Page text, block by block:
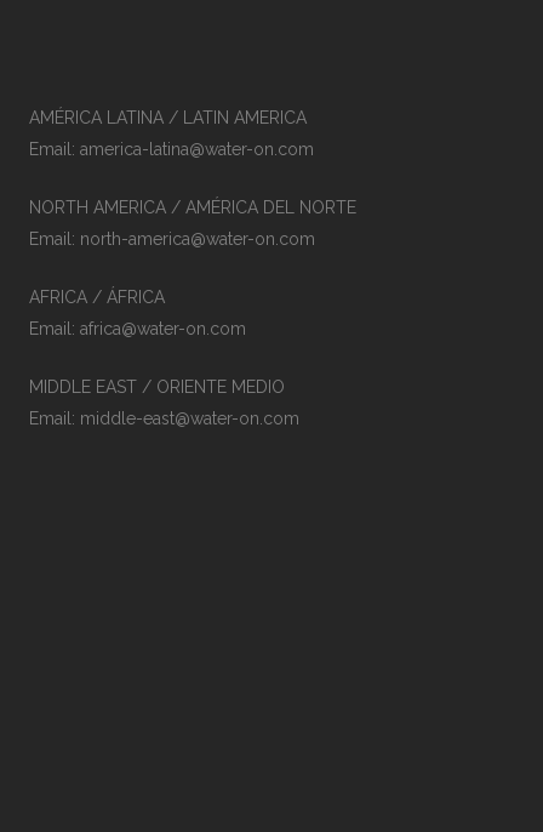
AMÉRICA LATINA / LATIN AMERICA
Email: america-latina@water-on.com
NORTH AMERICA / AMÉRICA DEL NORTE
Email: north-america@water-on.com
AFRICA / ÁFRICA
Email: africa@water-on.com
MIDDLE EAST / ORIENTE MEDIO
Email: middle-east@water-on.com